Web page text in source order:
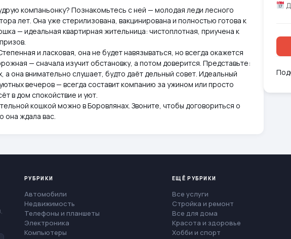
компаньонку? Познакомьтесь с ней — молодая леди лесного
лет. Она уже стерилизована, вакцинирована и полностью готова к
— идеальная квартирная жительница: чистоплотная, приучена к
и ласковая, она не будет навязываться, но всегда окажется
— сначала изучит обстановку, а потом доверится. Представьте:
а она внимательно слушает, будто даёт дельный совет. Идеальный
вечеров — всегда составит компанию за ужином или просто
в дом спокойствие и уют.
кошкой можно в Боровлянах. Звоните, чтобы договориться о
она ждала вас.
РУБРИКИ
Автомобили
Недвижимость
Телефоны и планшеты
Электроника
Компьютеры
ЕЩЁ РУБРИКИ
Все услуги
Стройка и ремонт
Все для дома
Красота и здоровье
Хобби и спорт